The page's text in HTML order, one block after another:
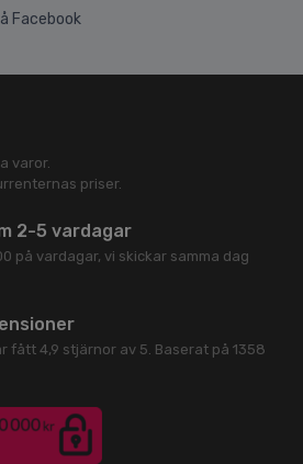
Facebook
varor.
priser.
2-5 vardagar
på vardagar, vi skickar samma dag
fått 4,9 stjärnor av 5 . Baserat på 1358